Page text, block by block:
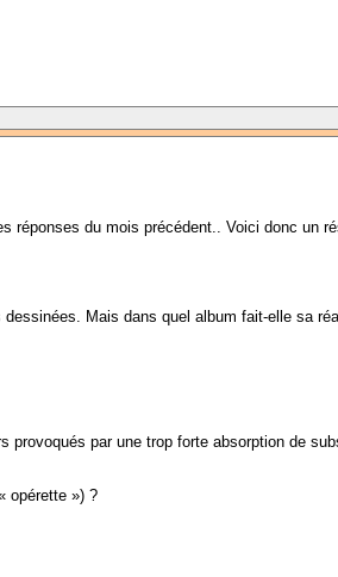
réponses du mois précédent.. Voici donc un
Mais dans quel album fait-elle sa
par une trop forte absorption de
opérette ») ?